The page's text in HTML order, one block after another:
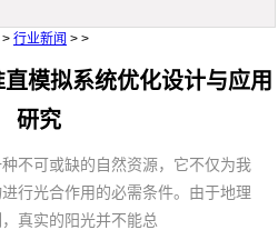
> 行业新闻 > >
模拟系统优化设计与应用
研究
不可或缺的自然资源，它不仅为我
行光合作用的必需条件。由于地理
真实的阳光并不能总